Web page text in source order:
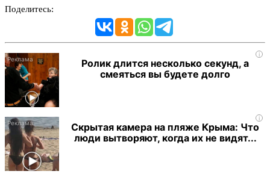
Поделитесь:
i
Ролик длится несколько секунд, а
смеяться вы будете долго
i
Скрытая камера на пляже Крыма: Что
люди вытворяют, когда их не видят...